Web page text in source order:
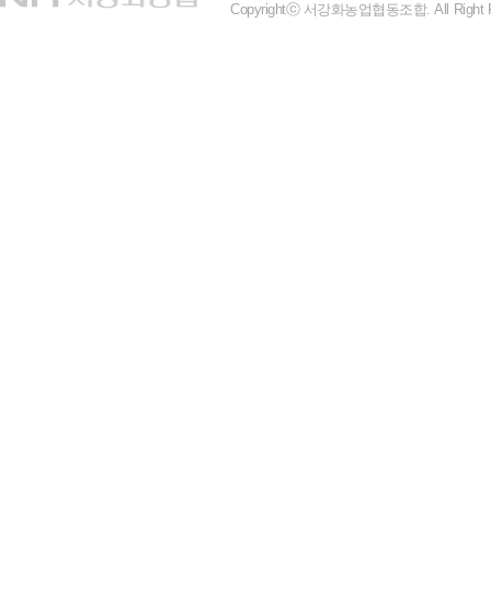
Copyrightⓒ 서강화농업협동조합. All Right